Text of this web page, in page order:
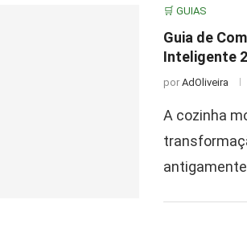
🛒 GUIAS
Guia de
Inteligente
por AdOliveira
A cozinha